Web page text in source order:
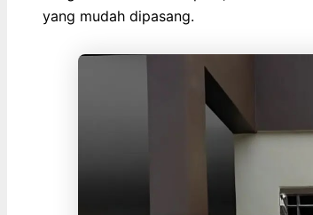
yang mudah dipasang.